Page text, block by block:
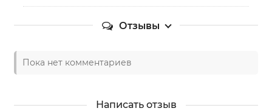
Отзывы
Пока нет комментариев
Написать отзыв